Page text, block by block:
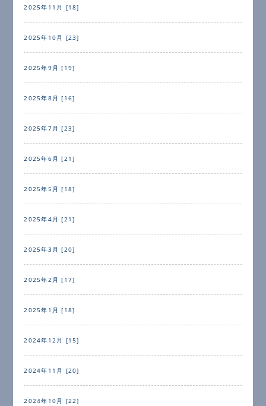
2025年11月 [18]
2025年10月 [23]
2025年9月 [19]
2025年8月 [16]
2025年7月 [23]
2025年6月 [21]
2025年5月 [18]
2025年4月 [21]
2025年3月 [20]
2025年2月 [17]
2025年1月 [18]
2024年12月 [15]
2024年11月 [20]
2024年10月 [22]